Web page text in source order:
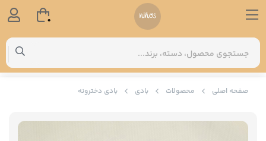
صفحه اصلی محصولات بادی بادی دخترونه
0